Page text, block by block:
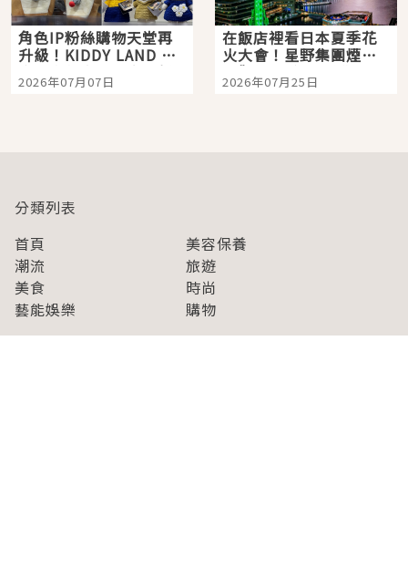
角色IP粉絲購物天堂再
升級！KIDDY LAND 原
宿店吉伊卡哇迎客，新
開幕 OMOKADO 店3分
2026年07月07日
在飯店裡看日本夏季花
火大會！星野集團煙火
景觀飯店6選，讓你不用
人擠人悠閒欣賞
2026年07月25日
分類列表
首頁
美容保養
潮流
旅遊
美食
時尚
藝能娛樂
購物